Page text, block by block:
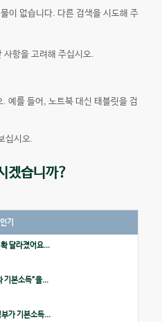
이 없습니다. 다른 검색을 시도해 주
사항을 고려해 주십시오.
예를 들어, 노트북 대신 태블릿을 검
십시오.
겠습니까?
인기
달라졌어요...
기본소득”을...
가 기본소득...